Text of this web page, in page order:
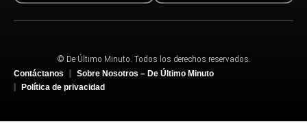
© De Último Minuto. Todos los derechos reservados.
Contáctanos
Sobre Nosotros – De Último Minuto
Política de privacidad